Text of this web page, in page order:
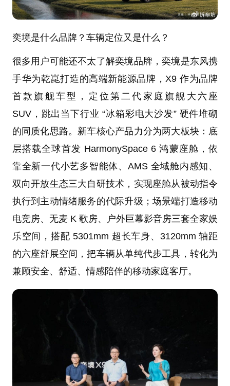
奕境是什么品牌？车辆定位又是什么？
很多用户可能还不太了解奕境品牌，奕境是东风携
手华为乾崑打造的高端新能源品牌，X9 作为品牌
首款旗舰车型，定位第二代家庭旗舰大六座
SUV，跳出当下行业 “冰箱彩电大沙发” 硬件堆砌
的同质化思路。新车核心产品力分为两大板块：底
层搭载全球首发 HarmonySpace 6 鸿蒙座舱，依
靠全新一代小艺多智能体、AMS 全域舱内感知、
双向开放生态三大自研技术，实现座舱从被动指令
执行到主动情绪服务的代际升级；场景端打造移动
电竞房、无麦 K 歌房、户外巨幕影音房三套全家娱
乐空间，搭配 5301mm 超长车身、3120mm 轴距
的六座舒展空间，把车辆从单纯代步工具，转化为
兼顾安全、舒适、情感陪伴的移动家庭客厅。